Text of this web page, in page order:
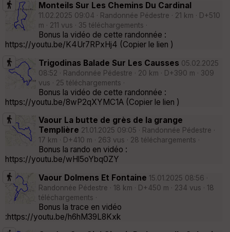
Monteils Sur Les Chemins Du Cardinal
11.02.2025 09:04 · Randonnée Pédestre · 21 km · D+510
m · 211 vus · 35 téléchargements ·
Bonus la vidéo de cette randonnée :
https://youtu.be/K4Ur7RPxHj4 (Copier le lien )
Trigodinas Balade Sur Les Causses 05.02.2025
08:52 · Randonnée Pédestre · 20 km · D+390 m · 309
vus · 25 téléchargements ·
Bonus la vidéo de cette randonnée :
https://youtu.be/8wP2qXYMC1A (Copier le lien )
Vaour La butte de grès de la grange
Templière 21.01.2025 09:05 · Randonnée Pédestre ·
17 km · D+410 m · 263 vus · 28 téléchargements ·
Bonus la rando en vidéo :
https://youtu.be/wHl5oYbq0ZY
Vaour Dolmens Et Fontaine 15.01.2025 08:56 ·
Randonnée Pédestre · 18 km · D+450 m · 234 vus · 18
téléchargements ·
Bonus la trace en vidéo
:https://youtu.be/h6hM39L8Kxk